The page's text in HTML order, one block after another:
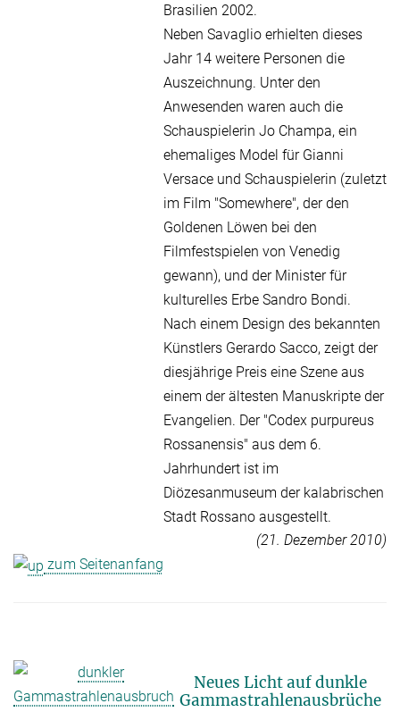
Brasilien 2002.
Neben Savaglio erhielten dieses
Jahr 14 weitere Personen die
Auszeichnung. Unter den
Anwesenden waren auch die
Schauspielerin Jo Champa, ein
ehemaliges Model für Gianni
Versace und Schauspielerin (zuletzt
im Film "Somewhere", der den
Goldenen Löwen bei den
Filmfestspielen von Venedig
gewann), und der Minister für
kulturelles Erbe Sandro Bondi.
Nach einem Design des bekannten
Künstlers Gerardo Sacco, zeigt der
diesjährige Preis eine Szene aus
einem der ältesten Manuskripte der
Evangelien. Der "Codex purpureus
Rossanensis" aus dem 6.
Jahrhundert ist im
Diözesanmuseum der kalabrischen
Stadt Rossano ausgestellt.
(21. Dezember 2010)
zum Seitenanfang
Neues Licht auf dunkle
Gammastrahlenausbrüche